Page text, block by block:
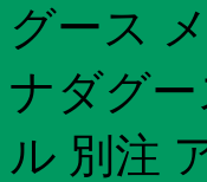
グース
ナダグ
ル 別注